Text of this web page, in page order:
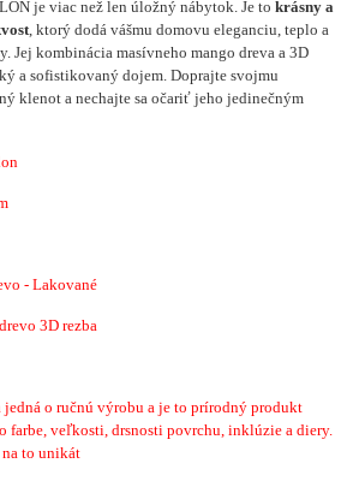
je viac než len úložný nábytok. Je to krásny a
, ktorý dodá vášmu domovu eleganciu, teplo a
Jej kombinácia masívneho mango dreva a 3D
a sofistikovaný dojem. Doprajte svojmu
klenot a nechajte sa očariť jeho jedinečným
- Lakované
3D rezba
jedná o ručnú výrobu a je to prírodný produkt
farbe, veľkosti, drsnosti povrchu, inklúzie a diery.
to unikát